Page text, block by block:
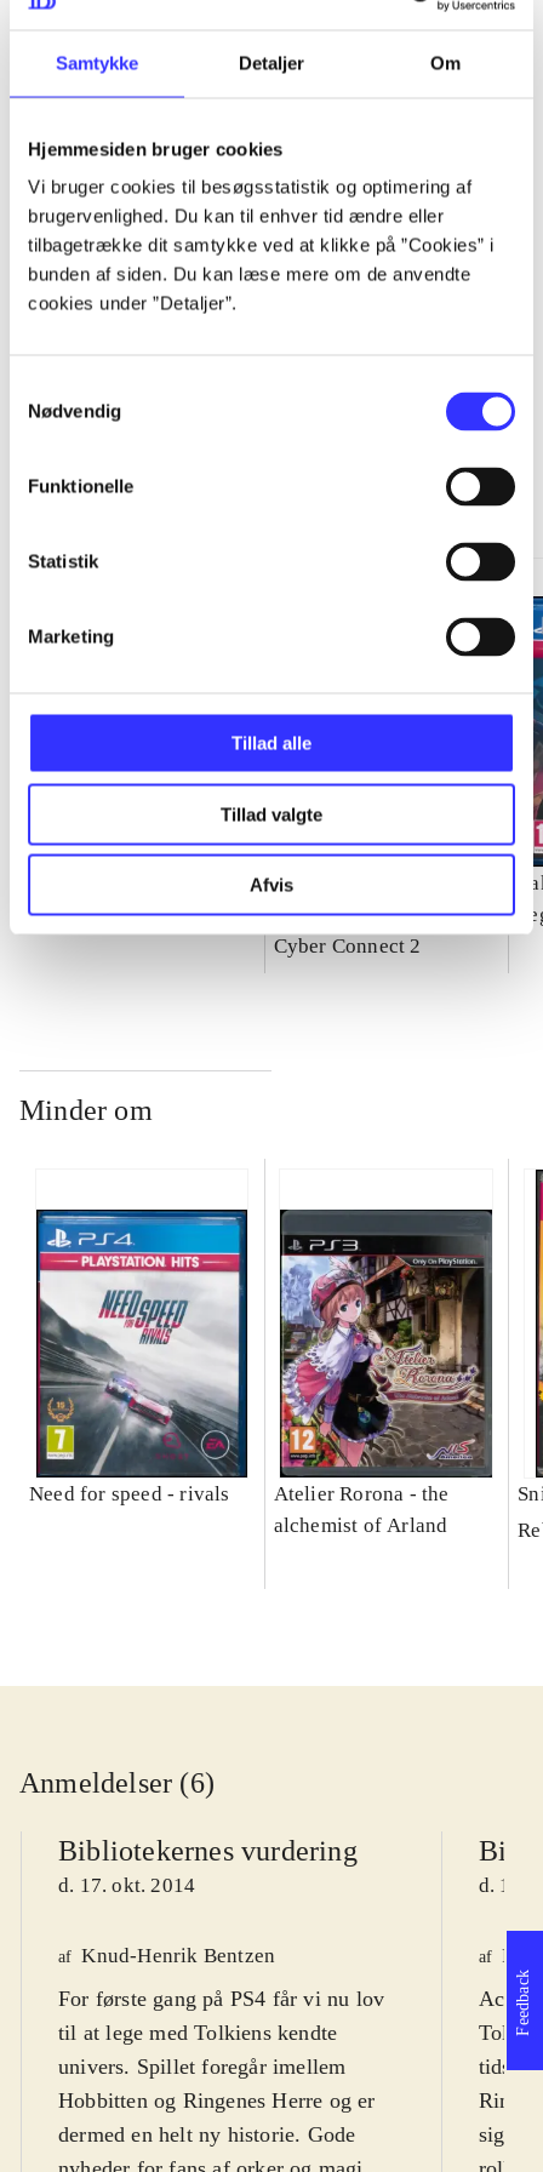
Samtykke Detaljer Om
Hjemmesiden bruger cookies
Vi bruger cookies til besøgsstatistik og optimering af
brugervenlighed. Du kan til enhver tid ændre eller
tilbagetrække dit samtykke ved at klikke på ”Cookies” i
bunden af siden. Du kan læse mere om de anvendte
cookies under ”Detaljer”.
Nødvendig
Funktionelle
Statistik
Marketing
Tillad alle
Tillad valgte
Afvis
...
...
Naruto Shippuden -
ultimate ninja storm 4
Cyber Connect 2
Minder om
Need for speed - rivals
Atelier Rorona - the
alchemist of Arland
Anmeldelser (6)
Bibliotekernes vurdering
d. 17. okt. 2014
af Knud-Henrik Bentzen
For første gang på PS4 får vi nu lov
til at lege med Tolkiens kendte
univers. Spillet foregår imellem
Hobbitten og Ringenes Herre og er
dermed en helt ny historie. Gode
d. 19.
af
sig til
Feedback